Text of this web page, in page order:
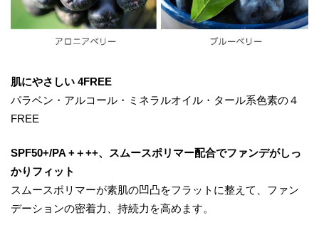
肌にやさしい 4FREE
パラベン・アルコール・ミネラルオイル・タール系色素の４
FREE
SPF50+/PA +＋++、スムースポリマー配合でファンデがしっ
かりフィット
スムースポリマーが素肌の凹凸をフラットに整えて、ファン
デーションの密着力、持続力を高めます。